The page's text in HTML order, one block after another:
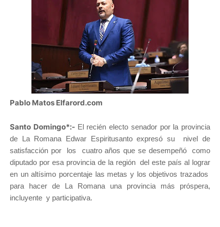
Pablo Matos Elfarord.com
Santo Domingo*:- El recién electo senador por la provincia
de La Romana Edwar Espiritusanto expresó su nivel de
satisfacción por los cuatro años que se desempeñó como
diputado por esa provincia de la región del este país al lograr
en un altísimo porcentaje las metas y los objetivos trazados
para hacer de La Romana una provincia más próspera,
incluyente y participativa.